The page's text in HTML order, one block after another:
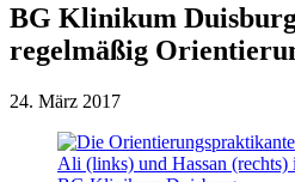
BG Klinikum
regelmäßig
24. März 2017